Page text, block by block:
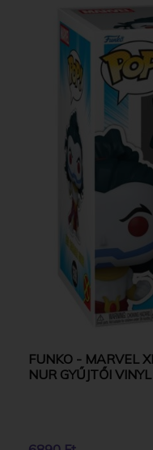
FUNKO - MARVEL
NUR GYŰJTŐI